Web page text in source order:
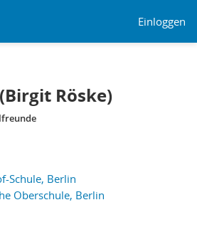
Einloggen
Röske)
Schule, Berlin
Oberschule, Berlin